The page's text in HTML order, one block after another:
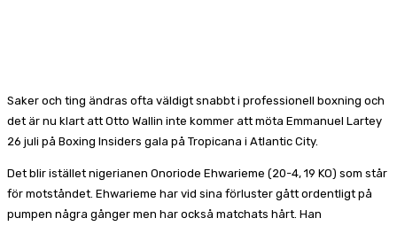
Saker och ting ändras ofta väldigt snabbt i professionell boxning och
det är nu klart att Otto Wallin inte kommer att möta Emmanuel Lartey
26 juli på Boxing Insiders gala på Tropicana i Atlantic City.
Det blir istället nigerianen Onoriode Ehwarieme (20-4, 19 KO) som står
för motståndet. Ehwarieme har vid sina förluster gått ordentligt på
pumpen några gånger men har också matchats hårt. Han